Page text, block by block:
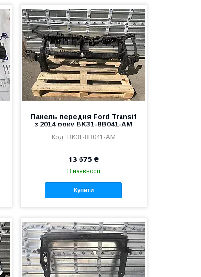
Панель передня Ford Transit
з 2014 року BK31-8B041-AM
BK31-8B041-AM
13 675 ₴
В наявності
Купити